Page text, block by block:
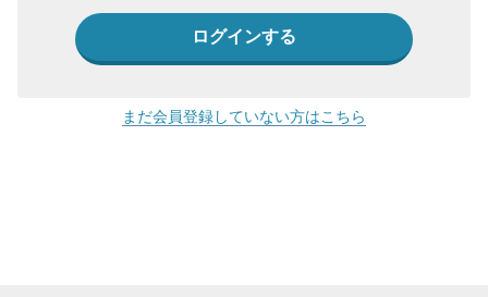
まだ会員登録していない方はこちら